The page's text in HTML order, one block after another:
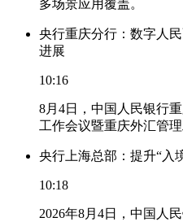
多场景应用覆盖。
央行重庆分行：数字人
进展
10:16
8月4日，中国人民银行
工作会议暨重庆外汇管理
央行上海总部：提升“入
10:18
2026年8月4日，中国人